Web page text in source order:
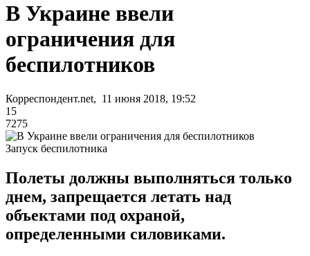
В Украине ввели
ограничения для
беспилотников
Корреспондент.net, 11 июня 2018, 19:52
15
7275
Запуск беспилотника
Полеты должны выполняться только
днем, запрещается летать над
объектами под охраной,
определенными силовиками.